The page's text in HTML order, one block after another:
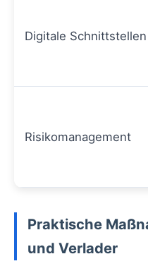
Digitale Schnittstellen
Risikomanagement
Praktische
und Verlader